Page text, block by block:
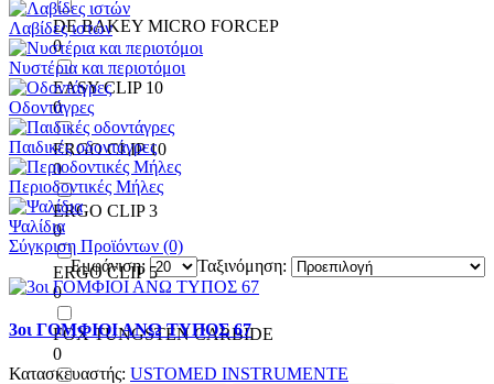
DE BAKEY MICRO FORCEP
0
EASY CLIP 10
0
ERGO CLIP 10
0
ERGO CLIP 3
0
ERGO CLIP 5
0
FOX TUNGSTEN CARBIDE
0
Λαβίδες ιστών
Νυστέρια και περιοτόμοι
Οδοντάγρες
Παιδικές οδοντάγρες
Περιοδοντικές Μήλες
Ψαλίδια
Σύγκριση Προϊόντων (0)
Ταξινόμηση:
Εμφάνιση:
3οι ΓΟΜΦΙΟΙ ΑΝΩ ΤΥΠΟΣ 67
Κατασκευαστής: USTOMED INSTRUMENTE